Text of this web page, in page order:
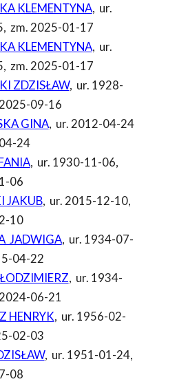
KLEMENTYNA, ur.
, zm. 2025-01-17
KLEMENTYNA, ur.
, zm. 2025-01-17
ZDZISŁAW, ur. 1928-
09-16
GINA, ur. 2012-04-24
24
, ur. 1930-11-06,
06
JAKUB, ur. 2015-12-10,
10
JADWIGA, ur. 1934-07-
04-22
, ur. 1934-
06-21
HENRYK, ur. 1956-02-
02-03
, ur. 1951-01-24,
08